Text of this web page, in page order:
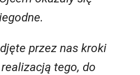
przez nas kroki
realizacją tego, do